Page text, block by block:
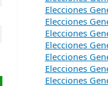
Elecciones
Elecciones
Elecciones
Elecciones
Elecciones
Elecciones
Elecciones